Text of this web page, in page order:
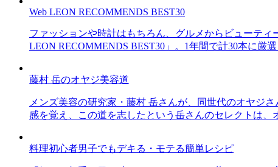
Web LEON RECOMMENDS BEST30
ファッションや時計はもちろん、グルメからビューテ
LEON RECOMMENDS BEST30」。1年間で計30本に厳
藤村 岳のオヤジ美容道
メンズ美容の研究家・藤村 岳さんが、同世代のオヤジ
感を覚え、この道を志したという岳さんのセレクトは、
料理初心者男子でもデキる・モテる簡単レシピ